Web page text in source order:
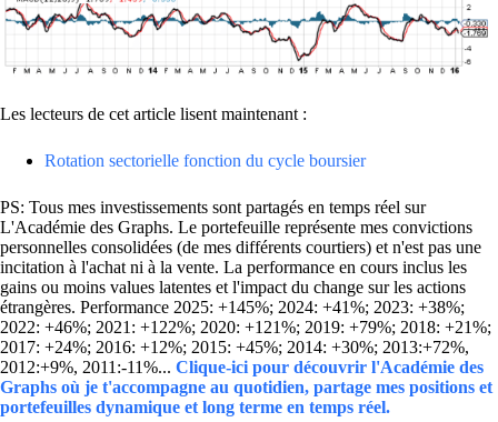
Les lecteurs de cet article lisent maintenant :
Rotation sectorielle fonction du cycle boursier
PS: Tous mes investissements sont partagés en temps réel sur
L'Académie des Graphs. Le portefeuille représente mes convictions
personnelles consolidées (de mes différents courtiers) et n'est pas une
incitation à l'achat ni à la vente. La performance en cours inclus les
gains ou moins values latentes et l'impact du change sur les actions
étrangères. Performance 2025: +145%; 2024: +41%; 2023: +38%;
2022: +46%; 2021: +122%; 2020: +121%; 2019: +79%; 2018: +21%;
2017: +24%; 2016: +12%; 2015: +45%; 2014: +30%; 2013:+72%,
2012:+9%, 2011:-11%... Clique-ici pour découvrir l'Académie des
Graphs où je t'accompagne au quotidien, partage mes positions et
portefeuilles dynamique et long terme en temps réel.